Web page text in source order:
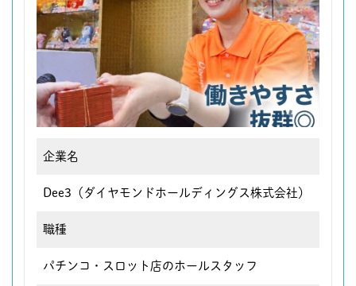
企業名
Dee3（ダイヤモンドホールディングス株式会社）
職種
パチンコ・スロット店のホールスタッフ